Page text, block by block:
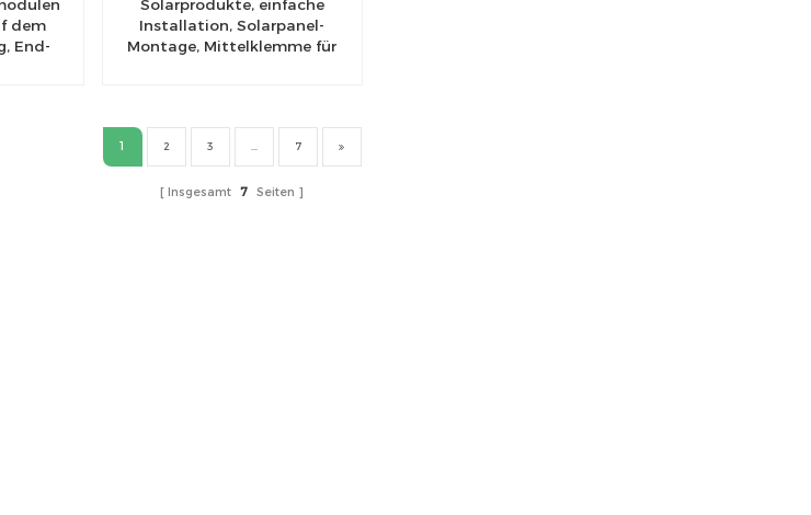
dem
End-
Solarprodukte, einfache
Installation, Solarpanel-
Montage, Mittelklemme für
1 2 3 7
Insgesamt 7 Seiten